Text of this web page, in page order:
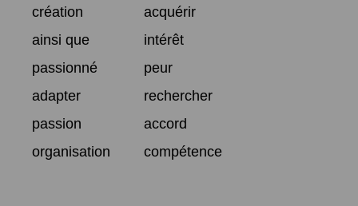
création
acquérir
ainsi que
intérêt
passionné
peur
adapter
rechercher
passion
accord
organisation
compétence